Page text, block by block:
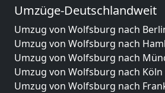
Umzüge-Deutschlandweit
Umzug von Wolfsburg nach
Umzug von Wolfsburg nach
Umzug von Wolfsburg nach
Umzug von Wolfsburg nach Köln
Umzug von Wolfsburg nach